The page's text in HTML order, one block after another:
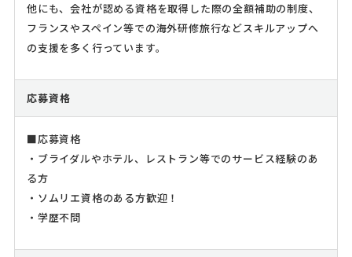
他にも、会社が認める資格を取得した際の全額補助の制度、
フランスやスペイン等での海外研修旅行などスキルアップへ
の支援を多く行っています。
応募資格
■応募資格
・ブライダルやホテル、レストラン等でのサービス経験のあ
る方
・ソムリエ資格のある方歓迎！
・学歴不問